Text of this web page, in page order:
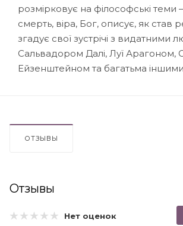
розмірковує на філософські
смерть, віра, Бог, описує, як став
згадує свої зустрічі з видатними
Сальвадором Далі, Луї Арагоном,
Ейзенштейном та багатьма
ОТЗЫВЫ
Отзывы
Нет оценок